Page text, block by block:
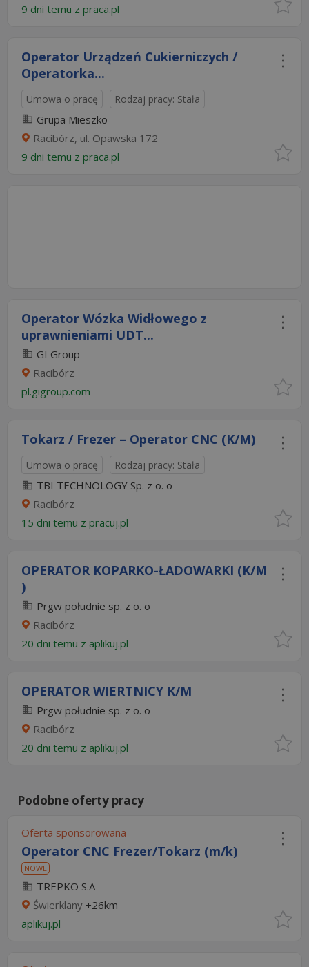
9 dni temu z praca.pl
Operator Urządzeń Cukierniczych /
Operatorka...
Umowa o pracę Rodzaj pracy: Stała
Grupa Mieszko
Racibórz, ul. Opawska 172
9 dni temu z praca.pl
Operator Wózka Widłowego z
uprawnieniami UDT...
GI Group
Racibórz
pl.gigroup.com
Tokarz / Frezer – Operator CNC (K/M)
Umowa o pracę Rodzaj pracy: Stała
TBI TECHNOLOGY Sp. z o. o
Racibórz
15 dni temu z pracuj.pl
OPERATOR KOPARKO-ŁADOWARKI (K/M
)
Prgw południe sp. z o. o
Racibórz
20 dni temu z aplikuj.pl
OPERATOR WIERTNICY K/M
Prgw południe sp. z o. o
Racibórz
20 dni temu z aplikuj.pl
Podobne oferty pracy
Oferta sponsorowana
Operator CNC Frezer/Tokarz (m/k)
NOWE
TREPKO S.A
Świerklany +26km
aplikuj.pl